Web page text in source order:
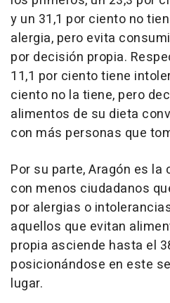
y un 31,1 por ciento no
alergia, pero evita
por decisión propia.
11,1 por ciento tiene
ciento no la tiene, pero
alimentos de su dieta
con más personas que
Por su parte, Aragón es
con menos ciudadanos
por alergias o
aquellos que evitan
propia asciende hasta el
posicionándose en este
lugar.